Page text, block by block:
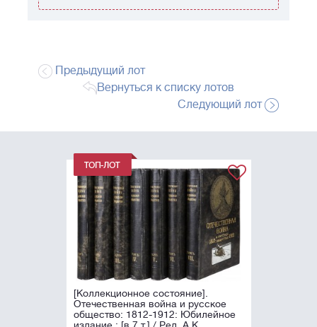
Предыдущий лот
Вернуться к списку лотов
Следующий лот
[Коллекционное состояние].
Отечественная война и русское
общество: 1812-1912: Юбилейное